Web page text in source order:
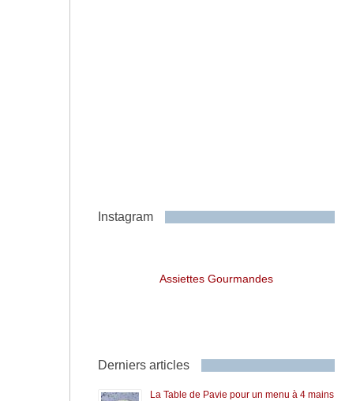
Instagram
Assiettes Gourmandes
Derniers articles
La Table de Pavie pour un menu à 4 mains